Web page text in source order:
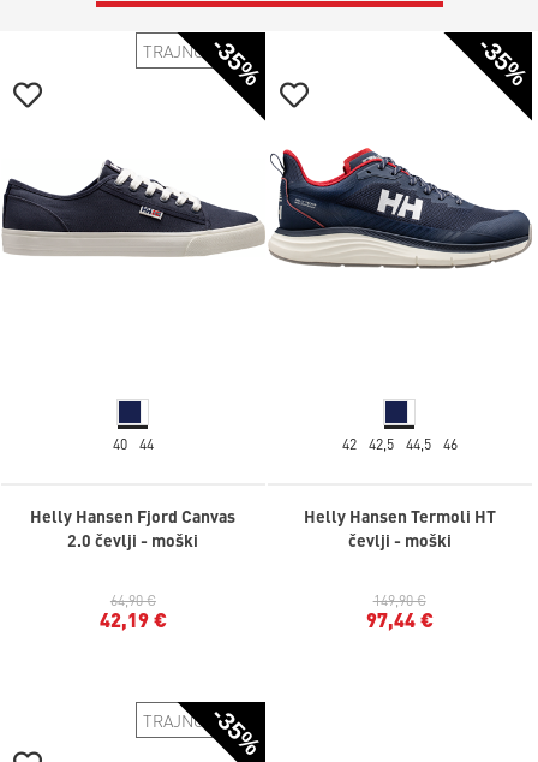
-35%
TRAJNOSTNO
40 44
Helly Hansen Fjord Canvas
2.0 čevlji - moški
64,90 €
42,19 €
-35%
42 42,5 44,5 46
Helly Hansen Termoli HT
čevlji - moški
149,90 €
97,44 €
-35%
TRAJNOSTNO